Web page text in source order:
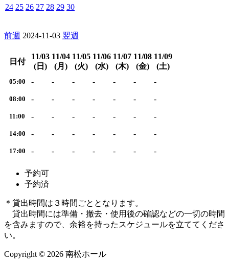
24 25 26 27 28 29 30
前週 2024-11-03 翌週
日付
11/03
(日)
11/04
(月)
11/05
(火)
11/06
(水)
11/07
(木)
11/08
(金)
11/09
(土)
05:00 - - - - - - -
08:00 - - - - - - -
11:00 - - - - - - -
14:00 - - - - - - -
17:00 - - - - - - -
予約可
予約済
＊貸出時間は３時間ごととなります。
貸出時間には準備・撤去・使用後の確認などの一切の時間
を含みますので、余裕を持ったスケジュールを立ててくださ
い。
Copyright © 2026 南松ホール